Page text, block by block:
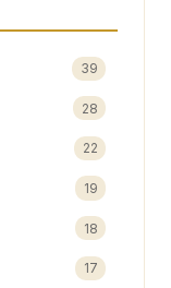
39
28
22
19
18
17